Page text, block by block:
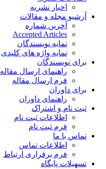
اخبار نشریه
آرشیو مجله و مقالات
آخرین شماره
Accepted Articles
نمایه نویسندگان
نمایه واژه های کلیدی
برای نویسندگان
راهنمای ارسال مقاله
فرم ارسال مقاله
برای داوران
راهنمای داوران
ثبت نام و اشتراک
اطلاعات ثبت نام
فرم ثبت نام
تماس با ما
اطلاعات تماس
فرم برقراری ارتباط
تسهیلات پایگاه